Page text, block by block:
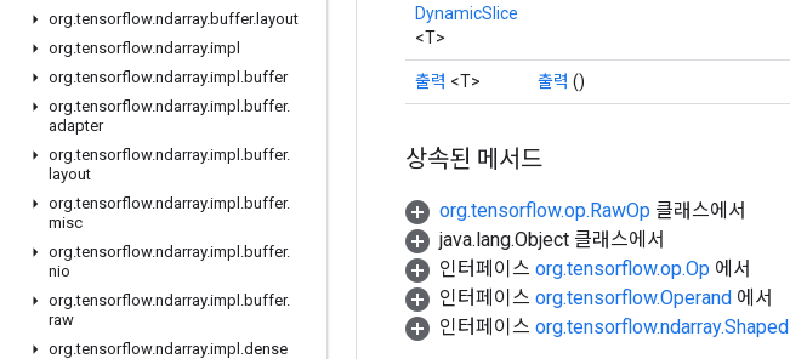
org.tensorflow.ndarray.buffer. layout
org.tensorflow.ndarray.impl
org.tensorflow.ndarray.impl .buffer
org.tensorflow.ndarray.impl .buffer.
adapter
org.tensorflow.ndarray.impl .buffer.
layout
org.tensorflow.ndarray.impl .buffer.
misc
org.tensorflow.ndarray.impl .buffer.
nio
org.tensorflow.ndarray.impl .buffer.
raw
org.tensorflow.ndarray.impl .dense
DynamicSlice
<T>
출력 <T> 출력 ()
상속된 메서드
org.tensorflow.op.RawOp 클래스에서
java.lang.Object 클래스에서
인터페이스 org.tensorflow.op.Op 에서
인터페이스 org.tensorflow.Operand 에서
인터페이스 org.tensorflow.ndarray.Shaped